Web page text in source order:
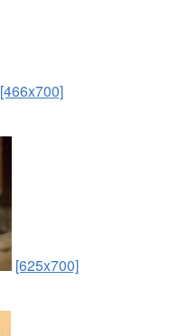
[466x700]
[625x700]